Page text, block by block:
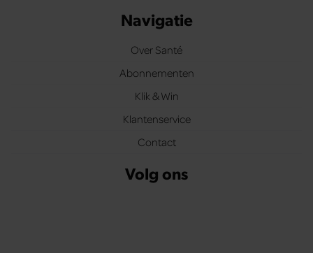
Navigatie
Over Santé
Abonnementen
Klik & Win
Klantenservice
Contact
Volg ons